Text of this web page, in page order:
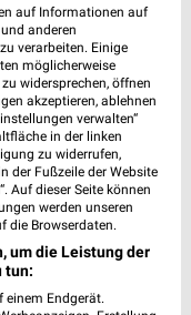
Geschlossen
Geschlossen
auf Informationen auf
anderen
verarbeiten. Einige
möglicherweise
widersprechen, öffnen
akzeptieren, ablehnen
verwalten“
in der linken
zu widerrufen,
der Fußzeile der Website
Auf dieser Seite können
werden unseren
die Browserdaten.
um die Leistung der
tun:
Endgerät.